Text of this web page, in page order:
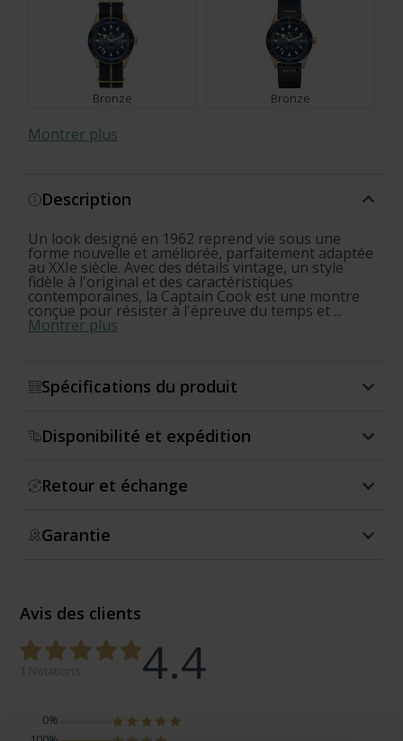
Bronze Bronze
Set
Set
Set Set
Set Bronze
Set
x Cameron Norrie Limited
Edition
Montrer plus
Description
Un look designé en 1962 reprend vie sous une
forme nouvelle et améliorée, parfaitement adaptée
au XXIe siècle. Avec des détails vintage, un style
fidèle à l'original et des caractéristiques
contemporaines, la Captain Cook est une montre
conçue pour résister à l'épreuve du temps et ...
Montrer plus
Spécifications du produit
Disponibilité et expédition
Retour et échange
Garantie
Avis des clients
4.4
0%